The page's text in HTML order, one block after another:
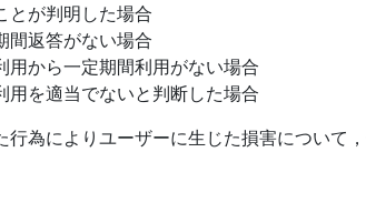
とが判明した場合
間返答がない場合
から一定期間利用がない場合
用を適当でないと判断した場合
為によりユーザーに生じた損害について